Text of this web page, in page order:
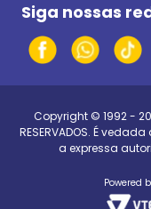
Siga nossas
Copyright © 1992 -
RESERVADOS. É
a expressa
Powered